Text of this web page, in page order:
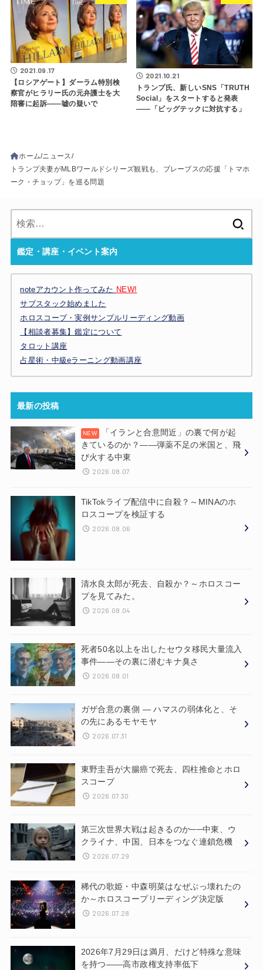
2021.09.17
【ロシアゲート】ダーラム特別検
察官がヒラリー氏の元弁護士を大
陪審に起訴――嘘の疑いで
2021.10.21
トランプ氏、新しいSNS「TRUTH
Social」をスタートすると発表
――「ビッグテックに対抗する」
ホーム ニュース
トランプ夫妻がMLBワールドシリーズ観戦も、ブレーブスの応援「トマホ
ーク・チョップ」を巡る問題
鑑定・講座・イベント案内
noteアカウント作ってみた NEW!
サブスタック始めました
ホロスコープ・実例サンプルリーディング動画
【相談者募集】鑑定について
タロット講座
占星術・中級eラーニング動画講座
最新の投稿
「イランと合意間近」の裏で何が起
きているのか？——弾薬不足の米国と、飛
び火する中東
2026.08.07
TikTokライブ配信中に自殺？～MINAのホ
ロスコープを検証する
2026.08.06
清水良太郎が死去、自殺か？～ホロスコー
プを見てみた。
2026.08.04
死者50名以上を出したセウタ移民大量流入
事件——その裏に潜むキナ臭さ
2026.08.01
ガザ合意の裏側 ― ハマスの弱体化と、そ
の先にあるモヤモヤ
2026.07.31
東野圭吾が大腸癌で死去、四柱推命とホロ
スコープ
2026.07.30
第三次世界大戦は起きるのか──中東、ウ
クライナ、中国、日本をつなぐ連鎖危機
2026.07.29
稀代の歌姫・中森明菜はなぜぶっ壊れたの
か～ホロスコープリーディング決定版
2026.07.28
2026年7月29日は満月、だけど特殊な意味
を持つ——高市政権支持率低下